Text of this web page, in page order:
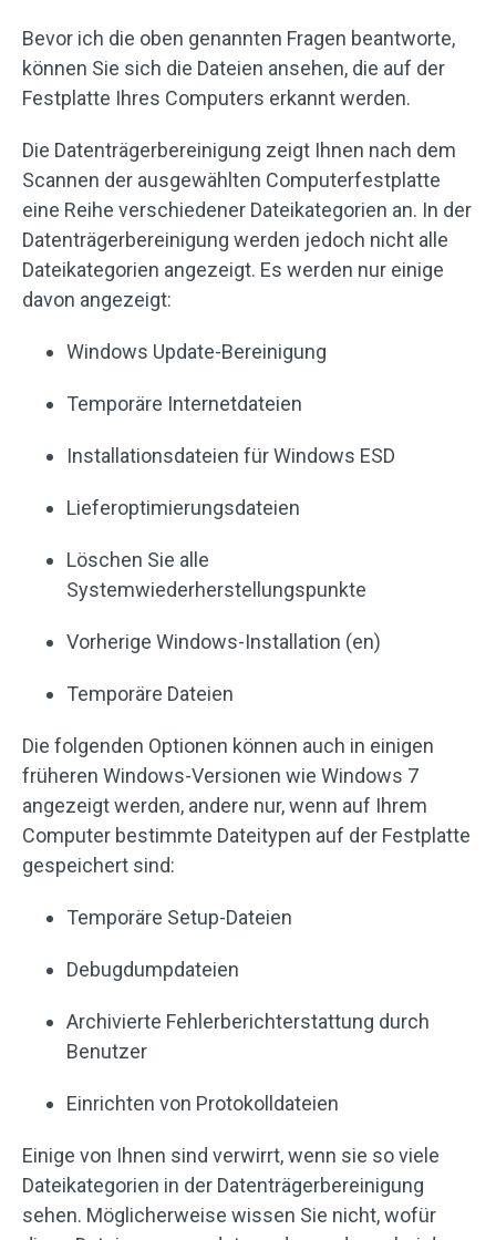
Bevor ich die oben genannten Fragen beantworte,
können Sie sich die Dateien ansehen, die auf der
Festplatte Ihres Computers erkannt werden.
Die Datenträgerbereinigung zeigt Ihnen nach dem
Scannen der ausgewählten Computerfestplatte
eine Reihe verschiedener Dateikategorien an. In der
Datenträgerbereinigung werden jedoch nicht alle
Dateikategorien angezeigt. Es werden nur einige
davon angezeigt:
Windows Update-Bereinigung
Temporäre Internetdateien
Installationsdateien für Windows ESD
Lieferoptimierungsdateien
Löschen Sie alle
Systemwiederherstellungspunkte
Vorherige Windows-Installation (en)
Temporäre Dateien
Die folgenden Optionen können auch in einigen
früheren Windows-Versionen wie Windows 7
angezeigt werden, andere nur, wenn auf Ihrem
Computer bestimmte Dateitypen auf der Festplatte
gespeichert sind:
Temporäre Setup-Dateien
Debugdumpdateien
Archivierte Fehlerberichterstattung durch
Benutzer
Einrichten von Protokolldateien
Einige von Ihnen sind verwirrt, wenn sie so viele
Dateikategorien in der Datenträgerbereinigung
sehen. Möglicherweise wissen Sie nicht, wofür